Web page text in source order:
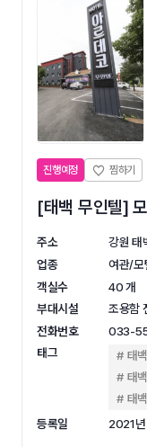
진행예정
[태백 무인텔]
주소
강원 태
업종
여관/모
객실수
40 개
부대시설
조용함
전화번호
033-
태그
태
태
태
등록일
2021